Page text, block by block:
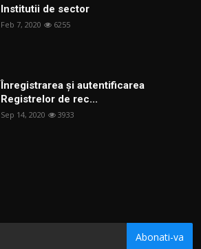
Institutii de sector
Feb 7, 2020 6255
Înregistrarea și autentificarea
Registrelor de rec...
Sep 14, 2020 3933
Abonati-va